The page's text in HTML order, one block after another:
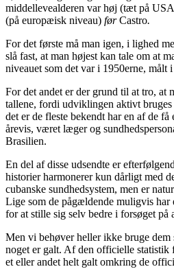
middellevealderen var høj (tæt på
(på europæisk niveau) førCastro.
For det første må man igen, i lighed
slå fast, at man højest kan tale om at
niveauet som det var i 1950erne, målt
For det andet er der grund til at tro, at
tallene, fordi udviklingen aktivt bruges
det er de fleste bekendt har en af de
årevis, været læger og
Brasilien.
En del af disse udsendte er
historier harmonerer kun dårligt med
cubanske sundhedsystem, men er
Lige som de pågældende muligvis har
for at stille sig selv bedre i forsøget på
Men vi behøver heller ikke bruge
noget er galt. Af den officielle statistik
et eller andet helt galt omkring de